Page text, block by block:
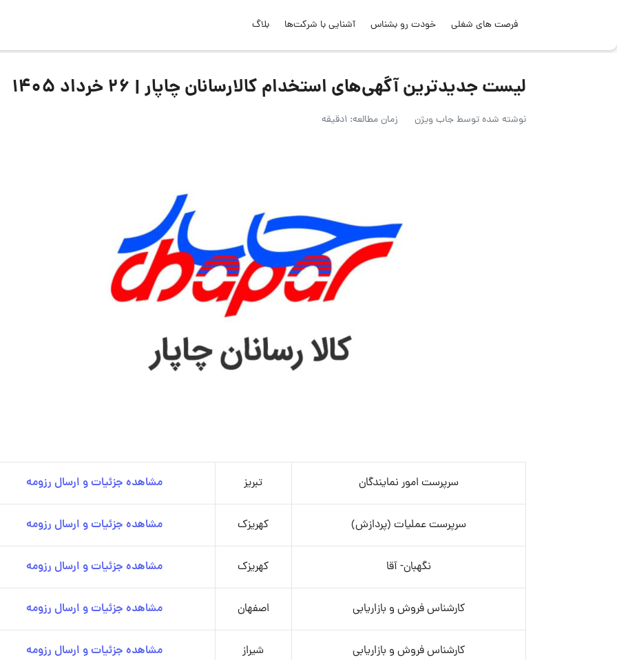
فرصت های شغلی خودت رو بشناس آشنایی با شرکت‌ها بلاگ
لیست جدیدترین آگهی‌های استخدام کالارسانان چاپار | ۲۶ خرداد ۱۴۰۵
نوشته شده توسطجاب ویژن زمان مطالعه: 1دقیقه
سرپرست امور نمایندگان تبریز مشاهده جزئیات و ارسال رزومه
سرپرست عملیات (پردازش) کهریزک مشاهده جزئیات و ارسال رزومه
نگهبان- آقا کهریزک مشاهده جزئیات و ارسال رزومه
کارشناس فروش و بازاریابی اصفهان مشاهده جزئیات و ارسال رزومه
کارشناس فروش و بازاریابی شیراز مشاهده جزئیات و ارسال رزومه